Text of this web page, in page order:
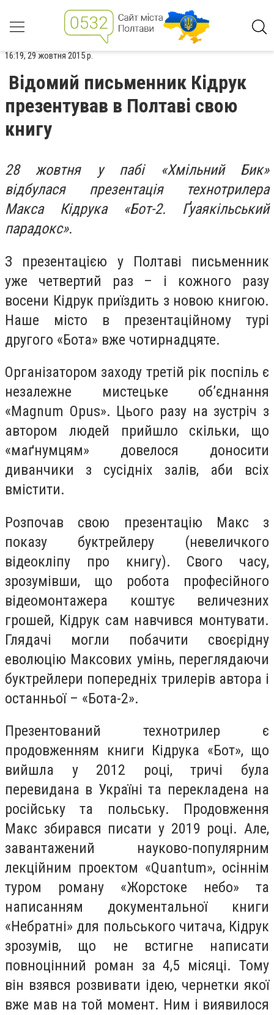
16:19, 29 жовтня 2015 р.
Відомий письменник Кідрук
презентував в Полтаві свою
книгу
28 жовтня у пабі «Хмільний Бик»
відбулася презентація технотрилера
Макса Кідрука «Бот-2. Ґуаякільський
парадокс».
З презентацією у Полтаві письменник
уже четвертий раз – і кожного разу
восени Кідрук приїздить з новою книгою.
Наше місто в презентаційному турі
другого «Бота» вже чотирнадцяте.
Організатором заходу третій рік поспіль є
незалежне мистецьке об’єднання
«Magnum Opus». Цього разу на зустріч з
автором людей прийшло скільки, що
«маґнумцям» довелося доносити
диванчики з сусідніх залів, аби всіх
вмістити.
Розпочав свою презентацію Макс з
показу буктрейлеру (невеличкого
відеокліпу про книгу). Свого часу,
зрозумівши, що робота професійного
відеомонтажера коштує величезних
грошей, Кідрук сам навчився монтувати.
Глядачі могли побачити своєрідну
еволюцію Максових умінь, переглядаючи
буктрейлери попередніх трилерів автора і
останньої – «Бота-2».
Презентований технотрилер є
продовженням книги Кідрука «Бот», що
вийшла у 2012 році, тричі була
перевидана в Україні та перекладена на
російську та польську. Продовження
Макс збирався писати у 2019 році. Але,
завантажений науково-популярним
лекційним проектом «Quantum», осіннім
туром роману «Жорстоке небо» та
написанням документальної книги
«Небратні» для польського читача, Кідрук
зрозумів, що не встигне написати
повноцінний роман за 4,5 місяці. Тому
він взявся розвивати ідею, чернетки якої
вже мав на той момент. Ним і виявилося